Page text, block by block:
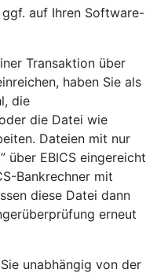
auf Ihren Software-
Transaktion über
haben Sie als
die
die Datei wie
Dateien mit nur
über EBICS eingereicht
Bankrechner mit
diese Datei dann
erneut
unabhängig von der